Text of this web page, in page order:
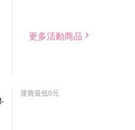
更多活動商品
運費最低0元